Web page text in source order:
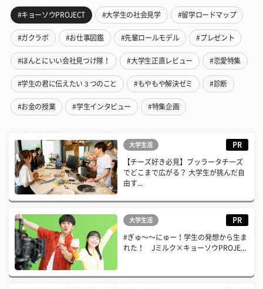
#キョーソウPROJECT #大学生の社会見学 #留学ロードマップ
#ガクラボ #お仕事図鑑 #先輩ロールモデル #プレゼント
#ほんとにいい会社見つけ隊！ #大学生正直レビュー #恋愛特集
#学生の君に伝えたい３つのこと #もやもや解決ゼミ #診断
#お金の授業 #学生インタビュー #特集企画
大学生活 PR
【チーズ好き必見】ブッラータチーズ
でどこまで広がる？ 大学生が挑んだ自
由す...
大学生活 PR
#ぎゅ〜〜にゅー！学生の発想から生ま
れた！ Jミルク×キョーソウPROJE...